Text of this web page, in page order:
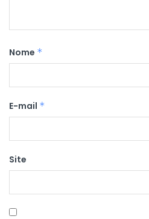
Nome *
E-mail *
Site